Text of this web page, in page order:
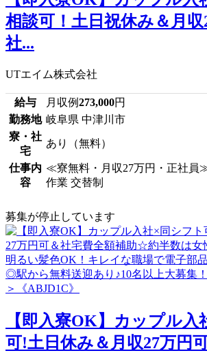
相談可！土日祝休み＆月収
社...
UTエイム株式会社
給与 月収例273,000円
勤務地 岐阜県 中津川市
寮・社
宅
あり（無料）
仕事内
容
≪寮無料・月収27万円・正社員
作業 交替制
募集が停止しています
【即入寮OK】カップル入
可!土日休み＆月収27万円